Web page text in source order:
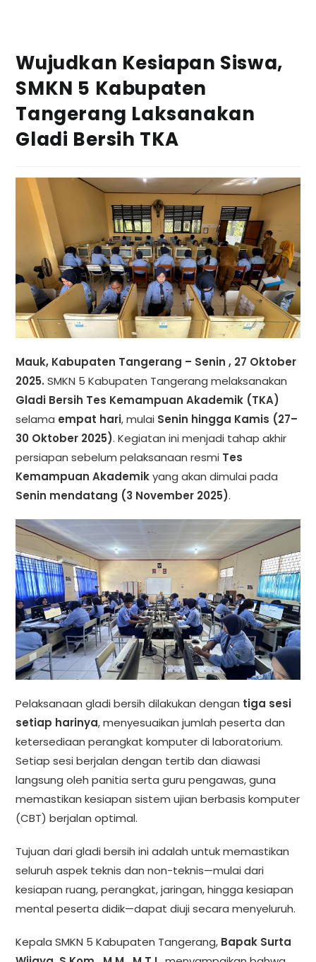
Wujudkan Kesiapan Siswa,
SMKN 5 Kabupaten
Tangerang Laksanakan
Gladi Bersih TKA
Mauk, Kabupaten Tangerang – Senin , 27 Oktober
2025.SMKN 5 Kabupaten Tangerang melaksanakan
Gladi Bersih Tes Kemampuan Akademik (TKA)
selama empat hari, mulai Senin hingga Kamis (27–
30 Oktober 2025). Kegiatan ini menjadi tahap akhir
persiapan sebelum pelaksanaan resmi Tes
Kemampuan Akademikyang akan dimulai pada
Senin mendatang (3 November 2025).
Pelaksanaan gladi bersih dilakukan dengan tiga sesi
setiap harinya, menyesuaikan jumlah peserta dan
ketersediaan perangkat komputer di laboratorium.
Setiap sesi berjalan dengan tertib dan diawasi
langsung oleh panitia serta guru pengawas, guna
memastikan kesiapan sistem ujian berbasis komputer
(CBT) berjalan optimal.
Tujuan dari gladi bersih ini adalah untuk memastikan
seluruh aspek teknis dan non-teknis—mulai dari
kesiapan ruang, perangkat, jaringan, hingga kesiapan
mental peserta didik—dapat diuji secara menyeluruh.
Kepala SMKN 5 Kabupaten Tangerang, Bapak Surta